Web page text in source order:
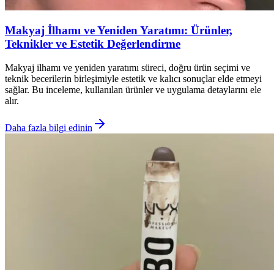
Makyaj İlhamı ve Yeniden Yaratımı: Ürünler,
Teknikler ve Estetik Değerlendirme
Makyaj ilhamı ve yeniden yaratımı süreci, doğru ürün seçimi ve
teknik becerilerin birleşimiyle estetik ve kalıcı sonuçlar elde etmeyi
sağlar. Bu inceleme, kullanılan ürünler ve uygulama detaylarını ele
alır.
Daha fazla bilgi edinin